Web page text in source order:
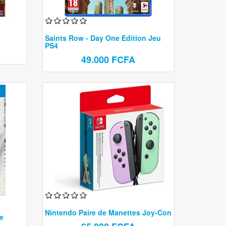
Rasoir électrique
Sèche cheveux
LisseurSaints Row - Day One Edition Jeu
PS4
49.000 FCFA
Nintendo Paire de Manettes Joy-Con